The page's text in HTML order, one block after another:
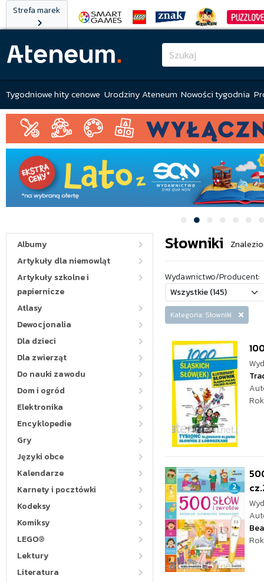
Strefa marek
Tygodniowe hity cenowe Urodziny Ateneum Nowości tygodnia
Albumy
Artykuły dla niemowląt
Artykuły szkolne i
papiernicze
Atlasy
Dewocjonalia
Dla dzieci
Dla zwierząt
Do nauki zawodu
Dom i ogród
Elektronika
Encyklopedie
Gry
Języki obce
Kalendarze
Karnety i pocztówki
Kodeksy
Komiksy
LEGO®
Lektury
Literatura
Słowniki
Wydawnictwo/Producent:
Kategoria: Słowniki